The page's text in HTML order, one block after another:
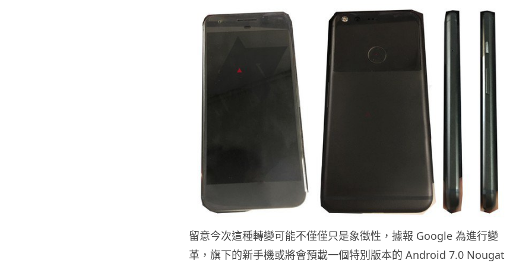
留意今次這種轉變可能不僅僅只是象徵性，據報 Google 為進行變
革，旗下的新手機或將會預載一個特別版本的 Android 7.0 Nougat